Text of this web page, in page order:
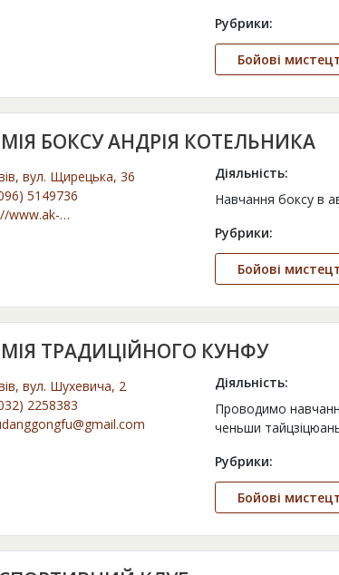
Рубрики:
Бойові
БОКСУ АНДРІЯ КОТЕЛЬНИКА
вул. Щирецька, 36
5149736
www.ak-
Діяльність:
Навчання боксу в
Рубрики:
Бойові
ТРАДИЦІЙНОГО КУНФУ
вул. Шухевича, 2
2258383
Діяльність:
Проводимо
ченьши
Рубрики:
Бойові